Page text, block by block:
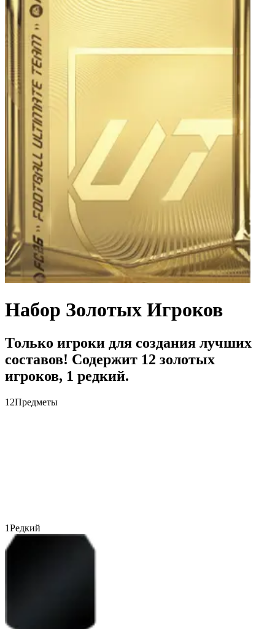
Набор Золотых Игроков
Только игроки для создания лучших
составов! Содержит 12 золотых
игроков, 1 редкий.
12Предметы
1Редкий